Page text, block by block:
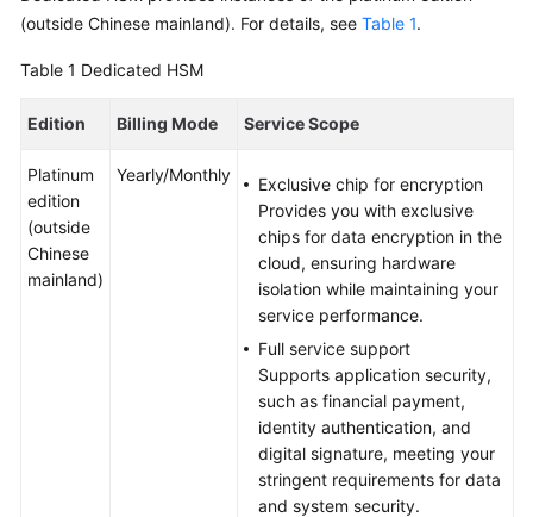
Started
User
Guide
Best
Practices
(outside Chinese mainland). For details, see Table 1.
Table 1 Dedicated HSM
Edition Billing Mode Service Scope
Platinum
edition
(outside
Chinese
mainland)
Yearly/Monthly
Exclusive chip for encryption
Provides you with exclusive
chips for data encryption in the
cloud, ensuring hardware
isolation while maintaining your
service performance.
Full service support
Supports application security,
such as financial payment,
identity authentication, and
digital signature, meeting your
stringent requirements for data
and system security.